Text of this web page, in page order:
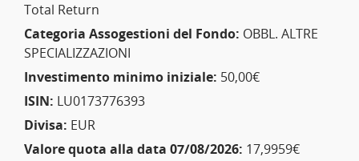
Total Return
Categoria Assogestioni del Fondo: OBBL. ALTRE
SPECIALIZZAZIONI
Investimento minimo iniziale: 50,00€
ISIN: LU0173776393
Divisa: EUR
Valore quota alla data 07/08/2026: 17,9959€